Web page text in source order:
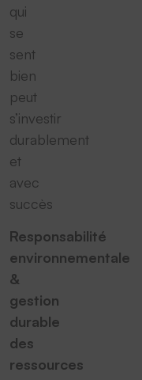
qui
se
sent
bien
peut
s’investir
durablement
et
avec
succès
Responsabilité
environnementale
&
gestion
durable
des
ressources